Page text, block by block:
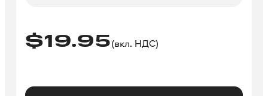
$19.95(вкл. НДС)